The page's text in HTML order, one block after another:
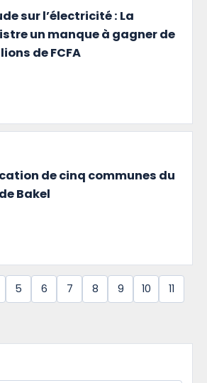
sur l’électricité : La
un manque à gagner de
de FCFA
de cinq communes du
Bakel
5 6 7 8 9 10
11